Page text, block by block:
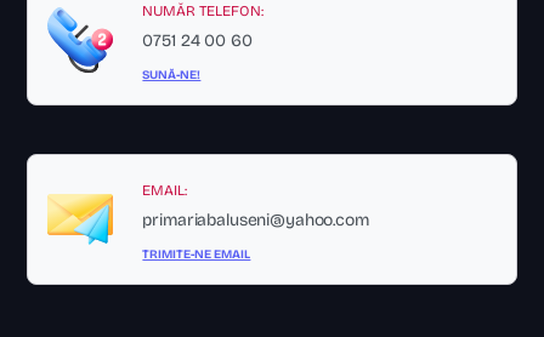
NUMĂR TELEFON:
0751 24 00 60
SUNĂ-NE!
EMAIL:
primariabaluseni@yahoo.com
TRIMITE-NE EMAIL